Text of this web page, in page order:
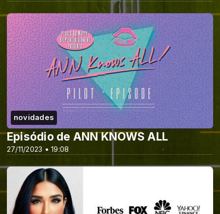
novidades
27/11/2023 • 19:08
Episódio de ANN KNOWS ALL